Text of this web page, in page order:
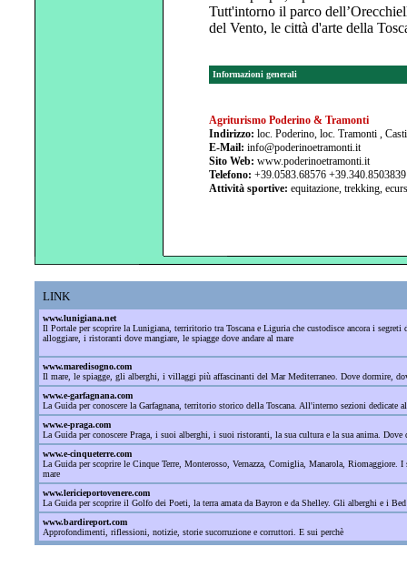
Tutt'intorno il parco
del Vento, le città d'arte della
Informazioni generali
Agriturismo Poderino & Tramonti
Indirizzo: loc. Poderino, loc. Tramonti ,
E-Mail: info@poderinoetramonti.it
Sito Web: www.poderinoetramonti.it
Telefono: +39.0583.68576
Attività sportive: equitazione, trekking,
LINK
www.lunigiana.net
Il Portale per scoprire la Lunigiana, terriritorio tra Toscana e Liguria che custodisce ancora i
alloggiare, i ristoranti dove mangiare, le spiagge dove andare al mare
www.maredisogno.com
Il mare, le spiagge, gli alberghi, i villaggi più affascinanti del Mar Mediterraneo. Dove dormire,
www.e-garfagnana.com
La Guida per conoscere la Garfagnana, territorio storico della Toscana. All'interno sezioni
www.e-praga.com
La Guida per conoscere Praga, i suoi alberghi, i suoi ristoranti, la sua cultura e la sua anima.
www.e-cinqueterre.com
La Guida per scoprire le Cinque Terre, Monterosso, Vernazza, Corniglia, Manarola,
mare
www.lericieportovenere.com
La Guida per scoprire il Golfo dei Poeti, la terra amata da Bayron e da Shelley. Gli alberghi e i
www.bardireport.com
Approfondimenti, riflessioni, notizie, storie sucorruzione e corruttori. E sui perchè